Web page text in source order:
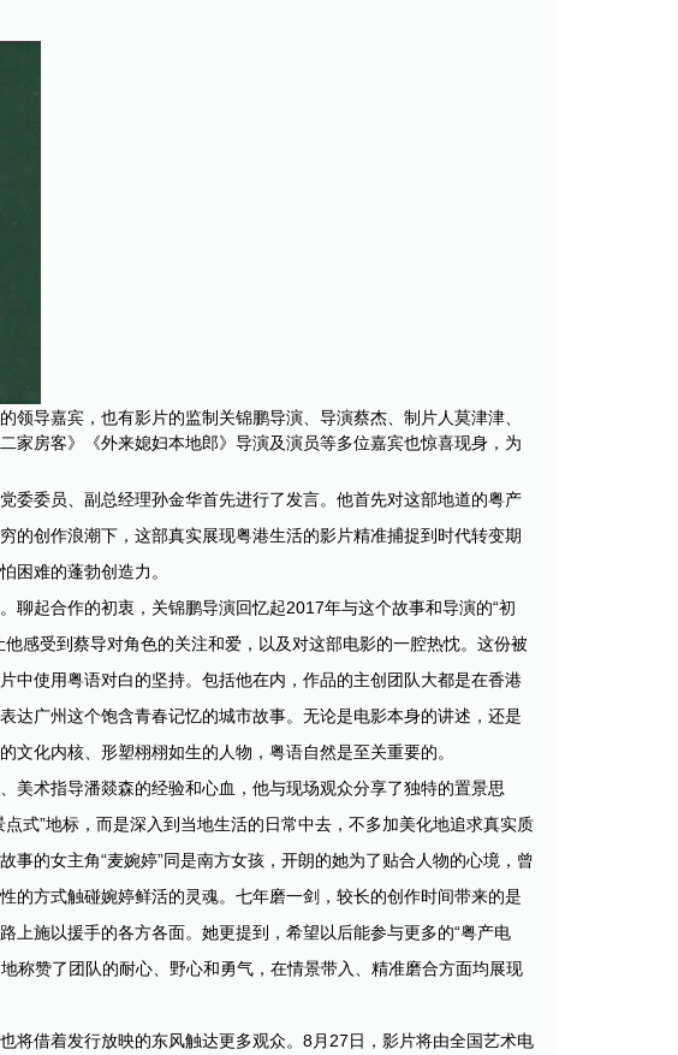
导嘉宾，也有影片的监制关锦鹏导演、导演蔡杰、制片人莫津津、
家房客》《外来媳妇本地郎》导演及演员等多位嘉宾也惊喜现身，为
委委员、副总经理孙金华首先进行了发言。他首先对这部地道的粤产
的创作浪潮下，这部真实展现粤港生活的影片精准捕捉到时代转变期
困难的蓬勃创造力。
聊起合作的初衷，关锦鹏导演回忆起2017年与这个故事和导演的“初
感受到蔡导对角色的关注和爱，以及对这部电影的一腔热忱。这份被
中使用粤语对白的坚持。包括他在内，作品的主创团队大都是在香港
达广州这个饱含青春记忆的城市故事。无论是电影本身的讲述，还是
化内核、形塑栩栩如生的人物，粤语自然是至关重要的。
美术指导潘燚森的经验和心血，他与现场观众分享了独特的置景思
式”地标，而是深入到当地生活的日常中去，不多加美化地追求真实质
的女主角“麦婉婷”同是南方女孩，开朗的她为了贴合人物的心境，曾
的方式触碰婉婷鲜活的灵魂。七年磨一剑，较长的创作时间带来的是
上施以援手的各方各面。她更提到，希望以后能参与更多的“粤产电
称赞了团队的耐心、野心和勇气，在情景带入、精准磨合方面均展现
将借着发行放映的东风触达更多观众。8月27日，影片将由全国艺术电